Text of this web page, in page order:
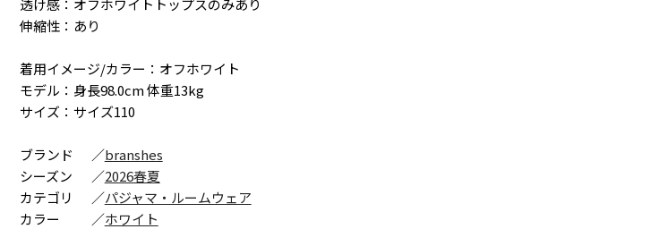
透け感：オフホワイトトップスのみあり
伸縮性：あり
着用イメージ/カラー：オフホワイト
モデル：身長98.0cm 体重13kg
サイズ：サイズ110
ブランド ／branshes
シーズン
／2026春夏
カテゴリ
／パジャマ・ルームウェア
カラー
／ホワイト